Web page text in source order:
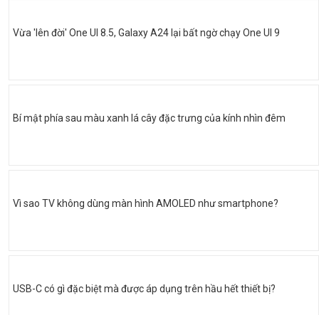
Vừa 'lên đời' One UI 8.5, Galaxy A24 lại bất ngờ chạy One UI 9
Bí mật phía sau màu xanh lá cây đặc trưng của kính nhìn đêm
Vì sao TV không dùng màn hình AMOLED như smartphone?
USB-C có gì đặc biệt mà được áp dụng trên hầu hết thiết bị?